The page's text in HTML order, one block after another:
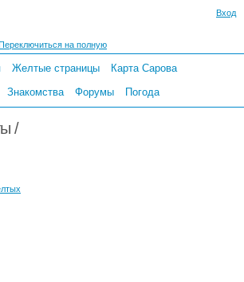
Вход
на полную
Желтые страницы
Карта Сарова
Знакомства Форумы Погода
/